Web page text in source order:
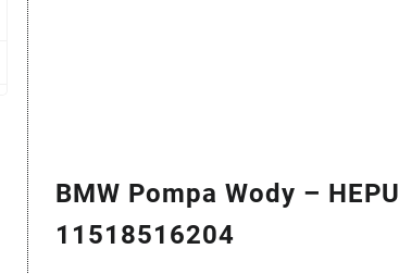
BMW Pompa Wody – HEPU
11518516204